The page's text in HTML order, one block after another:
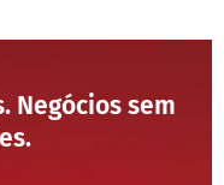
Negócios sem